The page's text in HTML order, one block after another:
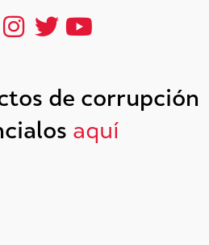
de corrupción
aquí